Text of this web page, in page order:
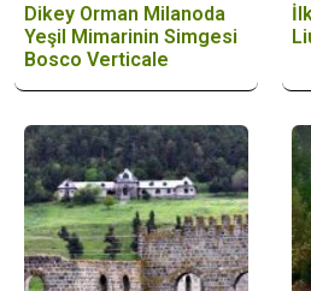
Dikey Orman Milanoda
Yeşil Mimarinin Simgesi
Bosco Verticale